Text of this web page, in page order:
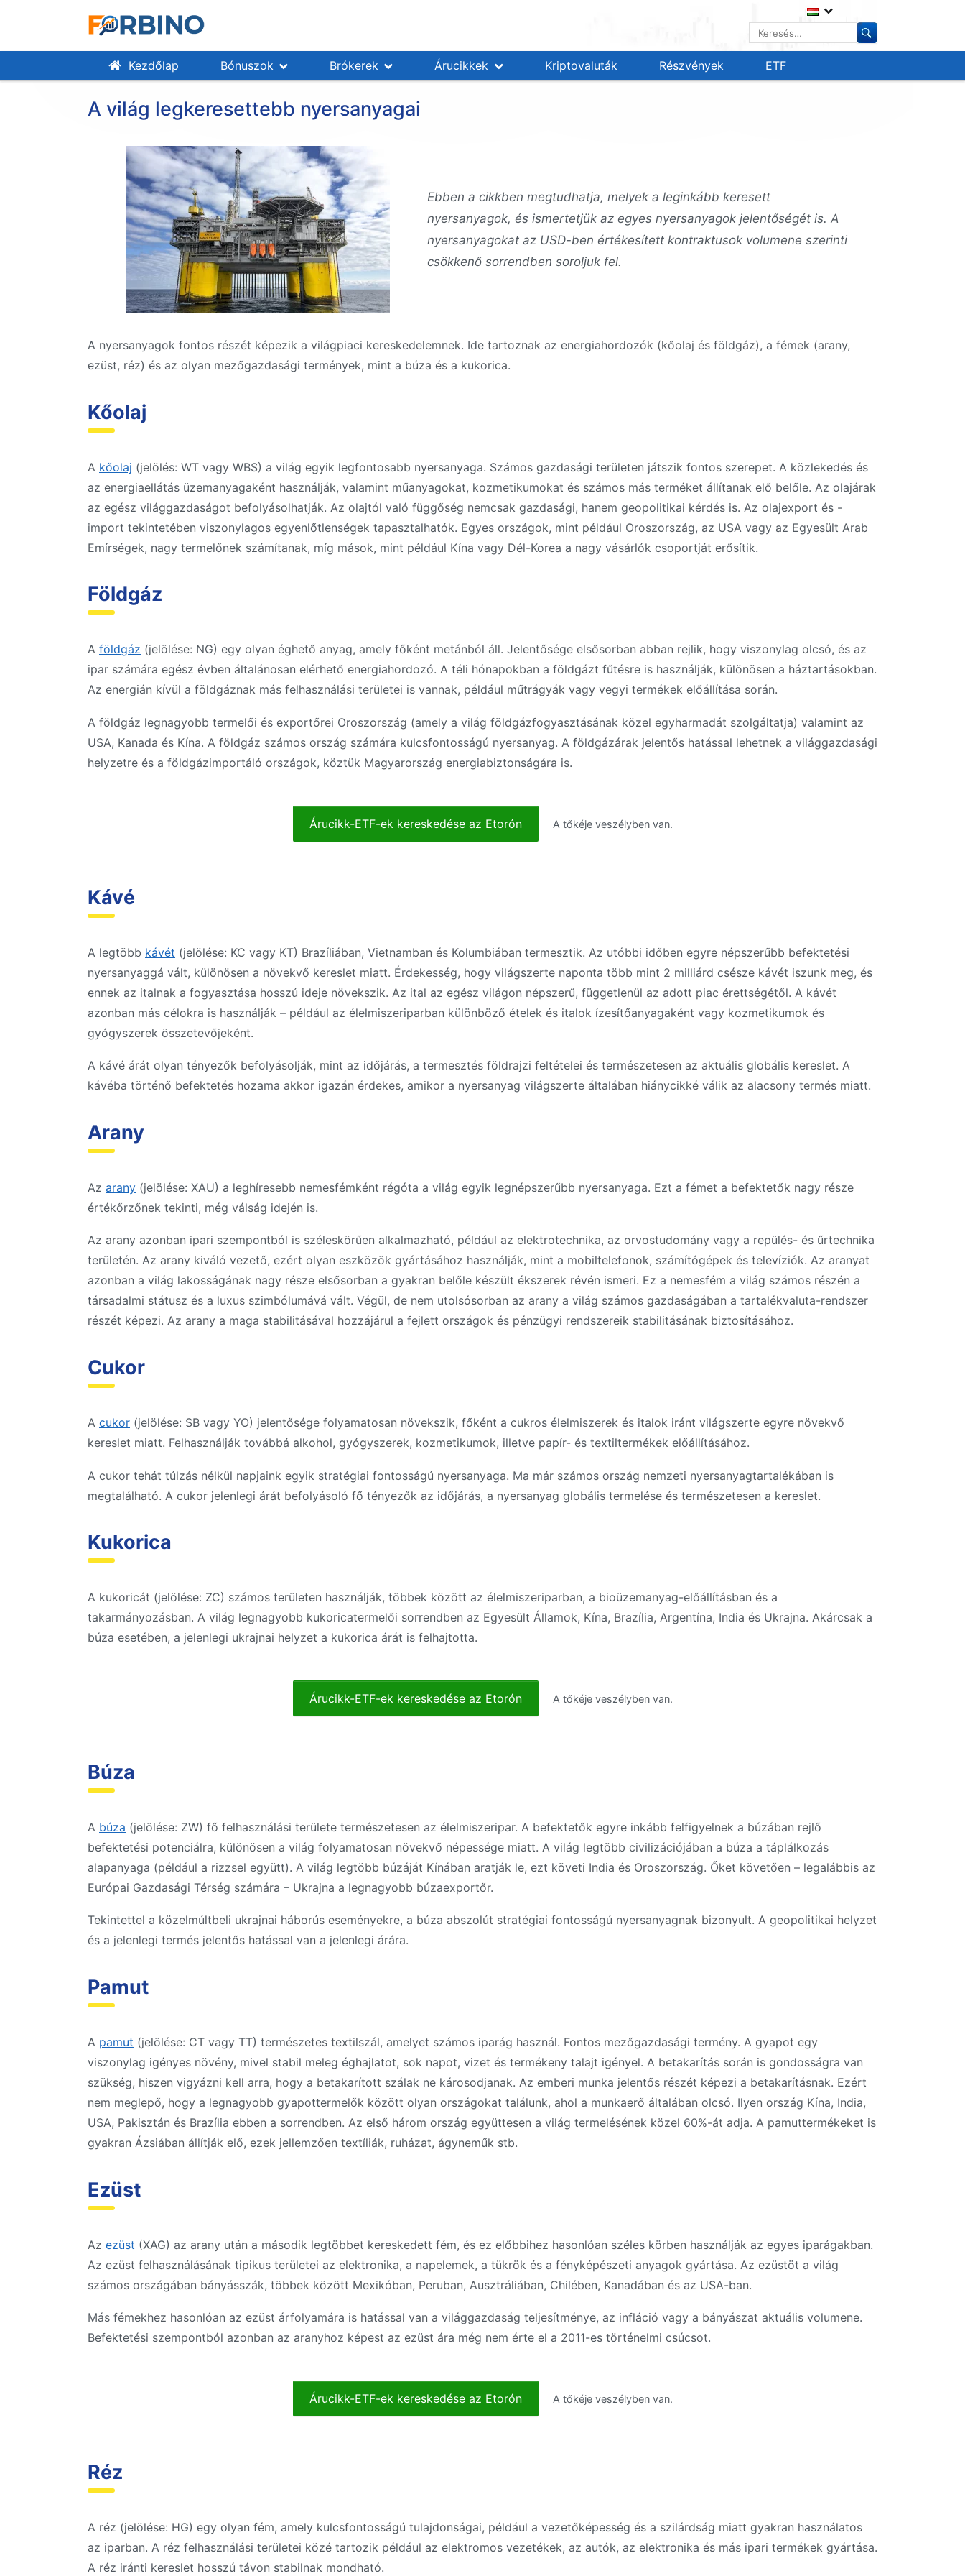
Keresés:
Kezdőlap Bónuszok Brókerek Árucikkek Kriptovaluták Részvények ETF
A világ legkeresettebb nyersanyagai
Ebben a cikkben megtudhatja, melyek a leginkább keresett
nyersanyagok, és ismertetjük az egyes nyersanyagok jelentőségét is. A
nyersanyagokat az USD-ben értékesített kontraktusok volumene szerinti
csökkenő sorrendben soroljuk fel.
A nyersanyagok fontos részét képezik a világpiaci kereskedelemnek. Ide tartoznak az energiahordozók (kőolaj és földgáz), a fémek (arany,
ezüst, réz) és az olyan mezőgazdasági termények, mint a búza és a kukorica.
Kőolaj
A kőolaj (jelölés: WT vagy WBS) a világ egyik legfontosabb nyersanyaga. Számos gazdasági területen játszik fontos szerepet. A közlekedés és
az energiaellátás üzemanyagaként használják, valamint műanyagokat, kozmetikumokat és számos más terméket állítanak elő belőle. Az olajárak
az egész világgazdaságot befolyásolhatják. Az olajtól való függőség nemcsak gazdasági, hanem geopolitikai kérdés is. Az olajexport és -
import tekintetében viszonylagos egyenlőtlenségek tapasztalhatók. Egyes országok, mint például Oroszország, az USA vagy az Egyesült Arab
Emírségek, nagy termelőnek számítanak, míg mások, mint például Kína vagy Dél-Korea a nagy vásárlók csoportját erősítik.
Földgáz
A földgáz (jelölése: NG) egy olyan éghető anyag, amely főként metánból áll. Jelentősége elsősorban abban rejlik, hogy viszonylag olcsó, és az
ipar számára egész évben általánosan elérhető energiahordozó. A téli hónapokban a földgázt fűtésre is használják, különösen a háztartásokban.
Az energián kívül a földgáznak más felhasználási területei is vannak, például műtrágyák vagy vegyi termékek előállítása során.
A földgáz legnagyobb termelői és exportőrei Oroszország (amely a világ földgázfogyasztásának közel egyharmadát szolgáltatja) valamint az
USA, Kanada és Kína. A földgáz számos ország számára kulcsfontosságú nyersanyag. A földgázárak jelentős hatással lehetnek a világgazdasági
helyzetre és a földgázimportáló országok, köztük Magyarország energiabiztonságára is.
Árucikk-ETF-ek kereskedése az Etorón A tőkéje veszélyben van.
Kávé
A legtöbb kávét (jelölése: KC vagy KT) Brazíliában, Vietnamban és Kolumbiában termesztik. Az utóbbi időben egyre népszerűbb befektetési
nyersanyaggá vált, különösen a növekvő kereslet miatt. Érdekesség, hogy világszerte naponta több mint 2 milliárd csésze kávét iszunk meg, és
ennek az italnak a fogyasztása hosszú ideje növekszik. Az ital az egész világon népszerű, függetlenül az adott piac érettségétől. A kávét
azonban más célokra is használják – például az élelmiszeriparban különböző ételek és italok ízesítőanyagaként vagy kozmetikumok és
gyógyszerek összetevőjeként.
A kávé árát olyan tényezők befolyásolják, mint az időjárás, a termesztés földrajzi feltételei és természetesen az aktuális globális kereslet. A
kávéba történő befektetés hozama akkor igazán érdekes, amikor a nyersanyag világszerte általában hiánycikké válik az alacsony termés miatt.
Arany
Az arany (jelölése: XAU) a leghíresebb nemesfémként régóta a világ egyik legnépszerűbb nyersanyaga. Ezt a fémet a befektetők nagy része
értékőrzőnek tekinti, még válság idején is.
Az arany azonban ipari szempontból is széleskörűen alkalmazható, például az elektrotechnika, az orvostudomány vagy a repülés- és űrtechnika
területén. Az arany kiváló vezető, ezért olyan eszközök gyártásához használják, mint a mobiltelefonok, számítógépek és televíziók. Az aranyat
azonban a világ lakosságának nagy része elsősorban a gyakran belőle készült ékszerek révén ismeri. Ez a nemesfém a világ számos részén a
társadalmi státusz és a luxus szimbólumává vált. Végül, de nem utolsósorban az arany a világ számos gazdaságában a tartalékvaluta-rendszer
részét képezi. Az arany a maga stabilitásával hozzájárul a fejlett országok és pénzügyi rendszereik stabilitásának biztosításához.
Cukor
A cukor (jelölése: SB vagy YO) jelentősége folyamatosan növekszik, főként a cukros élelmiszerek és italok iránt világszerte egyre növekvő
kereslet miatt. Felhasználják továbbá alkohol, gyógyszerek, kozmetikumok, illetve papír- és textiltermékek előállításához.
A cukor tehát túlzás nélkül napjaink egyik stratégiai fontosságú nyersanyaga. Ma már számos ország nemzeti nyersanyagtartalékában is
megtalálható. A cukor jelenlegi árát befolyásoló fő tényezők az időjárás, a nyersanyag globális termelése és természetesen a kereslet.
Kukorica
A kukoricát (jelölése: ZC) számos területen használják, többek között az élelmiszeriparban, a bioüzemanyag-előállításban és a
takarmányozásban. A világ legnagyobb kukoricatermelői sorrendben az Egyesült Államok, Kína, Brazília, Argentína, India és Ukrajna. Akárcsak a
búza esetében, a jelenlegi ukrajnai helyzet a kukorica árát is felhajtotta.
Árucikk-ETF-ek kereskedése az Etorón A tőkéje veszélyben van.
Búza
A búza (jelölése: ZW) fő felhasználási területe természetesen az élelmiszeripar. A befektetők egyre inkább felfigyelnek a búzában rejlő
befektetési potenciálra, különösen a világ folyamatosan növekvő népessége miatt. A világ legtöbb civilizációjában a búza a táplálkozás
alapanyaga (például a rizzsel együtt). A világ legtöbb búzáját Kínában aratják le, ezt követi India és Oroszország. Őket követően – legalábbis az
Európai Gazdasági Térség számára – Ukrajna a legnagyobb búzaexportőr.
Tekintettel a közelmúltbeli ukrajnai háborús eseményekre, a búza abszolút stratégiai fontosságú nyersanyagnak bizonyult. A geopolitikai helyzet
és a jelenlegi termés jelentős hatással van a jelenlegi árára.
Pamut
A pamut (jelölése: CT vagy TT) természetes textilszál, amelyet számos iparág használ. Fontos mezőgazdasági termény. A gyapot egy
viszonylag igényes növény, mivel stabil meleg éghajlatot, sok napot, vizet és termékeny talajt igényel. A betakarítás során is gondosságra van
szükség, hiszen vigyázni kell arra, hogy a betakarított szálak ne károsodjanak. Az emberi munka jelentős részét képezi a betakarításnak. Ezért
nem meglepő, hogy a legnagyobb gyapottermelők között olyan országokat találunk, ahol a munkaerő általában olcsó. Ilyen ország Kína, India,
USA, Pakisztán és Brazília ebben a sorrendben. Az első három ország együttesen a világ termelésének közel 60%-át adja. A pamuttermékeket is
gyakran Ázsiában állítják elő, ezek jellemzően textíliák, ruházat, ágyneműk stb.
Ezüst
Az ezüst (XAG) az arany után a második legtöbbet kereskedett fém, és ez előbbihez hasonlóan széles körben használják az egyes iparágakban.
Az ezüst felhasználásának tipikus területei az elektronika, a napelemek, a tükrök és a fényképészeti anyagok gyártása. Az ezüstöt a világ
számos országában bányásszák, többek között Mexikóban, Peruban, Ausztráliában, Chilében, Kanadában és az USA-ban.
Más fémekhez hasonlóan az ezüst árfolyamára is hatással van a világgazdaság teljesítménye, az infláció vagy a bányászat aktuális volumene.
Befektetési szempontból azonban az aranyhoz képest az ezüst ára még nem érte el a 2011-es történelmi csúcsot.
Árucikk-ETF-ek kereskedése az Etorón A tőkéje veszélyben van.
Réz
A réz (jelölése: HG) egy olyan fém, amely kulcsfontosságú tulajdonságai, például a vezetőképesség és a szilárdság miatt gyakran használatos
az iparban. A réz felhasználási területei közé tartozik például az elektromos vezetékek, az autók, az elektronika és más ipari termékek gyártása.
A réz iránti kereslet hosszú távon stabilnak mondható.